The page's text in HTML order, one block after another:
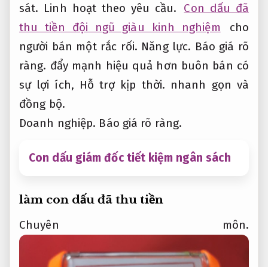
sát. Linh hoạt theo yêu cầu.
Con dấu đã
thu tiền đội ngũ giàu kinh nghiệm
cho
người bán một rắc rối. Năng lực. Báo giá rõ
ràng. đẩy mạnh hiệu quả hơn buôn bán có
sự lợi ích, Hỗ trợ kịp thời. nhanh gọn và
đồng bộ.
Doanh nghiệp. Báo giá rõ ràng.
Con dấu giám đốc tiết kiệm ngân sách
làm con dấu đã thu tiền
Chuyên môn.